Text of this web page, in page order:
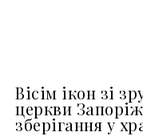
Вісім ікон зі
церкви
зберігання у